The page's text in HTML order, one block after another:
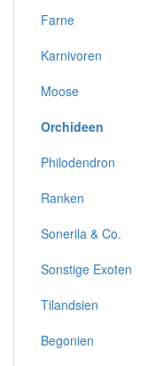
Farne
Karnivoren
Moose
Orchideen
Philodendron
Ranken
Sonerila & Co.
Sonstige Exoten
Tilandsien
Begonien